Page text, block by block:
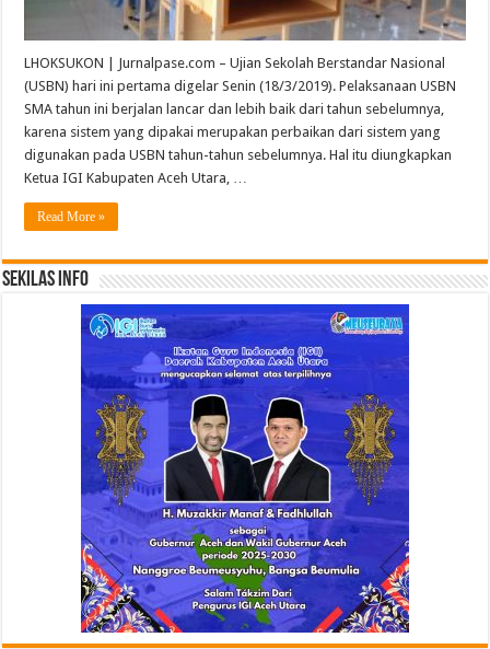
LHOKSUKON | Jurnalpase.com – Ujian Sekolah Berstandar Nasional
(USBN) hari ini pertama digelar Senin (18/3/2019). Pelaksanaan USBN
SMA tahun ini berjalan lancar dan lebih baik dari tahun sebelumnya,
karena sistem yang dipakai merupakan perbaikan dari sistem yang
digunakan pada USBN tahun-tahun sebelumnya. Hal itu diungkapkan
Ketua IGI Kabupaten Aceh Utara, …
Read More »
Sekilas Info